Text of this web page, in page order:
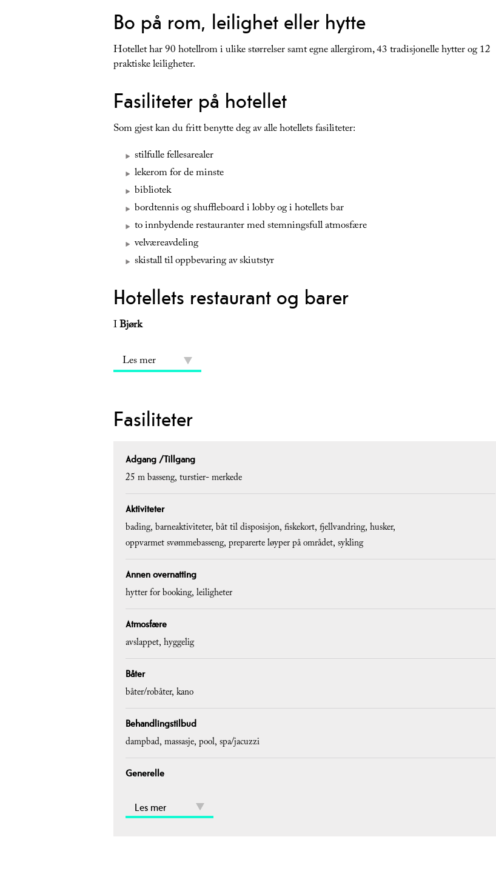
Bo på rom, leilighet eller hytte
Hotellet har 90 hotellrom i ulike størrelser samt egne allergirom, 43 tradisjonelle hytter og 12
praktiske leiligheter.
Fasiliteter på hotellet
Som gjest kan du fritt benytte deg av alle hotellets fasiliteter:
stilfulle fellesarealer
lekerom for de minste
bibliotek
bordtennis og shuffleboard i lobby og i hotellets bar
to innbydende restauranter med stemningsfull atmosfære
velværeavdeling
skistall til oppbevaring av skiutstyr
Hotellets restaurant og barer
IBjørk
Les mer
Fasiliteter
Adgang /Tillgang
25 m basseng turstier- merkede
Aktiviteter
bading barneaktiviteter båt til disposisjon fiskekort fjellvandring husker
oppvarmet svømmebasseng preparerte løyper på området sykling
Annen overnatting
hytter for booking leiligheter
Atmosfære
avslappet hyggelig
Båter
båter/robåter kano
Behandlingstilbud
dampbad massasje pool spa/jacuzzi
Generelle
Les mer